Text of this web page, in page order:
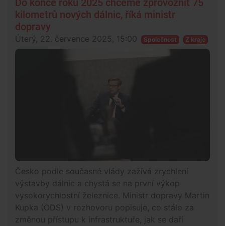
Do konce roku 2025 chceme zprovoznit 75
kilometrů nových dálnic, říká ministr
dopravy
Úterý, 22. července 2025, 15:00 Společnost Z kraje
Česko podle současné vlády zažívá zrychlení
výstavby dálnic a chystá se na první výkop
vysokorychlostní železnice. Ministr dopravy Martin
Kupka (ODS) v rozhovoru popisuje, co stálo za
změnou přístupu k infrastruktuře, jak se daří